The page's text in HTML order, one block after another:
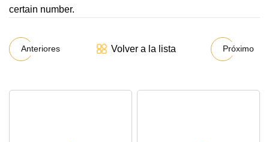
certain number.
Anteriores Volver a la lista Próximo